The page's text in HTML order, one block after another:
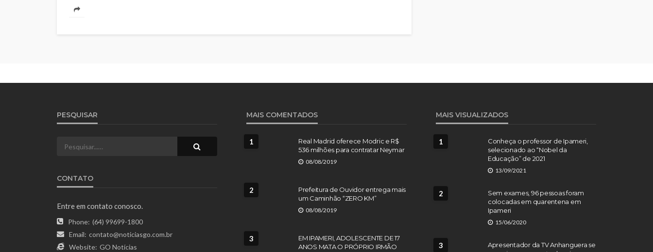
PESQUISAR
CONTATO
Entre em contato conosco.
Phone: (64) 99699-1800
Email: contato@noticiasgo.com.br
Website: GO Notícias
MAIS COMENTADOS
1
Real Madrid oferece Modric e R$
536 milhões para contratar Neymar
08/08/2019
2
Prefeitura de Ouvidor entrega mais
um Caminhão “ZERO KM”
08/08/2019
3
EM IPAMERI, ADOLESCENTE DE 17
ANOS MATA O PRÓPRIO IRMÃO
MAIS VISUALIZADOS
1
Conheça o professor de Ipameri,
selecionado ao “Nobel da
Educação” de 2021
13/09/2021
2
Sem exames, 96 pessoas foram
colocadas em quarentena em
Ipameri
15/06/2020
3
Apresentador da TV Anhanguera se